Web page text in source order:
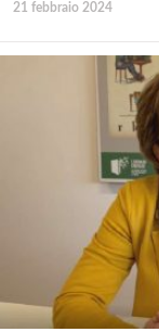
21 febbraio 2024